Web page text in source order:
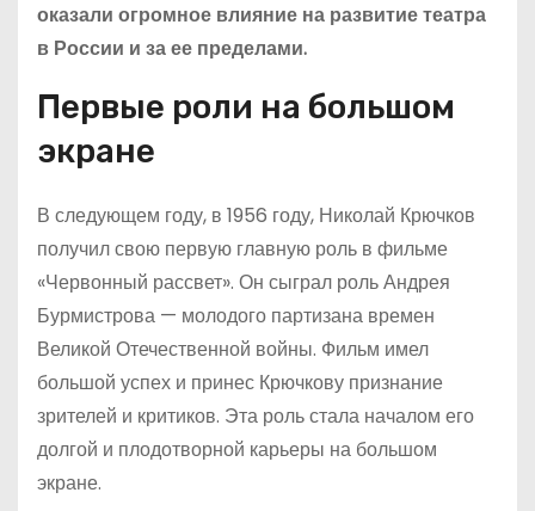
оказали огромное влияние на развитие театра
в России и за ее пределами.
Первые роли на большом
экране
В следующем году, в 1956 году, Николай Крючков
получил свою первую главную роль в фильме
«Червонный рассвет». Он сыграл роль Андрея
Бурмистрова — молодого партизана времен
Великой Отечественной войны. Фильм имел
большой успех и принес Крючкову признание
зрителей и критиков. Эта роль стала началом его
долгой и плодотворной карьеры на большом
экране.